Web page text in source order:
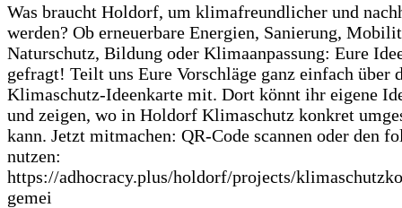
Was braucht Holdorf, um klimafreundlicher und
werden? Ob erneuerbare Energien, Sanierung,
Naturschutz, Bildung oder Klimaanpassung: Eure
gefragt! Teilt uns Eure Vorschläge ganz einfach über
Klimaschutz-Ideenkarte mit. Dort könnt ihr eigene
und zeigen, wo in Holdorf Klimaschutz konkret
kann. Jetzt mitmachen: QR-Code scannen oder den
nutzen:
https://adhocracy.plus/holdorf/projects/
gemei